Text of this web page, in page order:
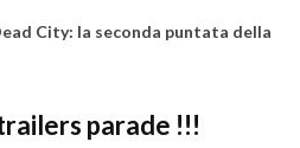
City: la seconda puntata della
parade !!!